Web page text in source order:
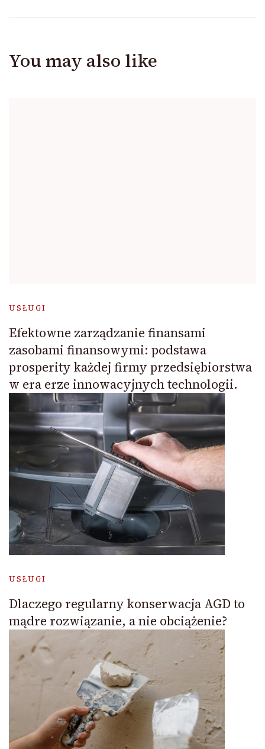
You may also like
USŁUGI
Efektowne zarządzanie finansami
zasobami finansowymi: podstawa
prosperity każdej firmy przedsiębiorstwa
w era erze innowacyjnych technologii.
USŁUGI
Dlaczego regularny konserwacja AGD to
mądre rozwiązanie, a nie obciążenie?